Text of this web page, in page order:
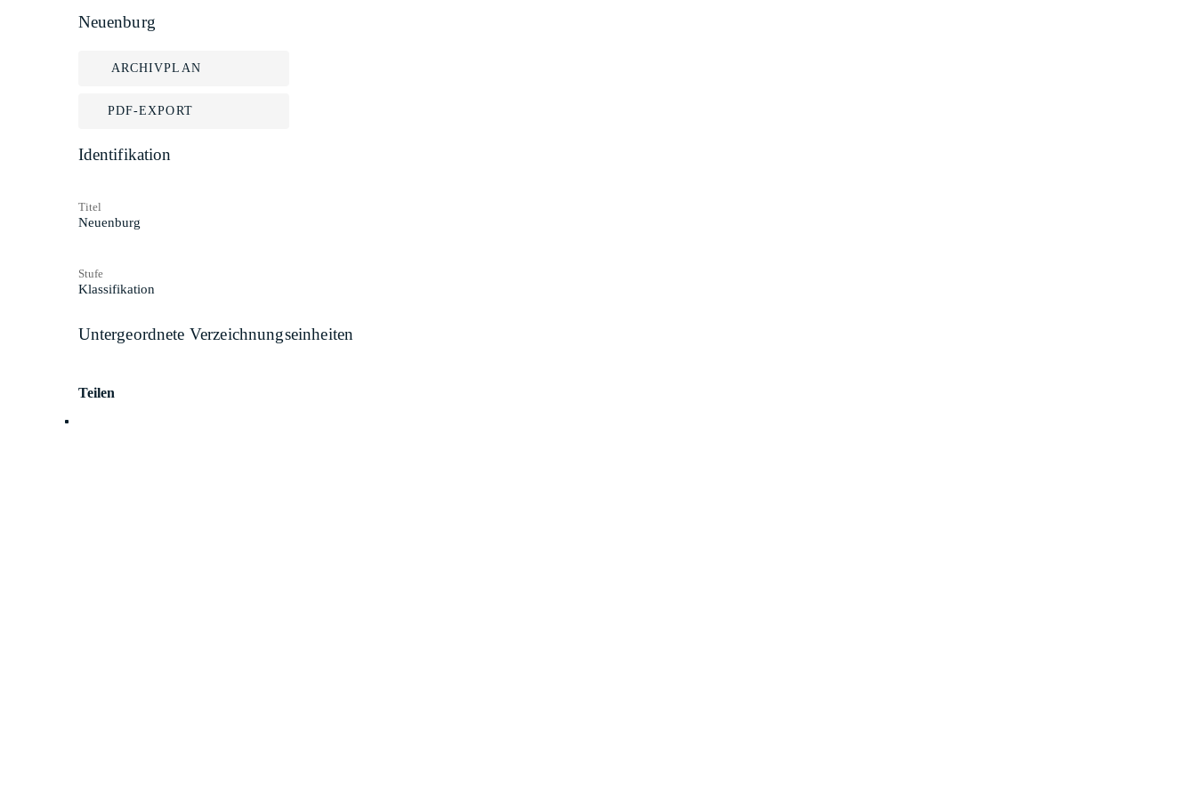
Neuenburg
ARCHIVPLAN
PDF-EXPORT
Identifikation
Titel
Neuenburg
Stufe
Klassifikation
Untergeordnete Verzeichnungseinheiten
Teilen